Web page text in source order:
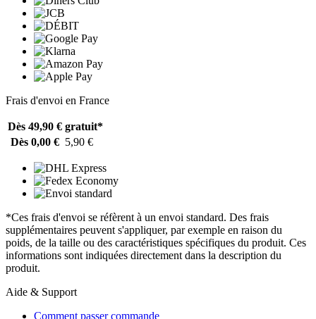
Frais d'envoi en France
Dès 49,90 € gratuit*
Dès 0,00 € 5,90 €
*Ces frais d'envoi se réfèrent à un envoi standard. Des frais
supplémentaires peuvent s'appliquer, par exemple en raison du
poids, de la taille ou des caractéristiques spécifiques du produit. Ces
informations sont indiquées directement dans la description du
produit.
Aide & Support
Comment passer commande